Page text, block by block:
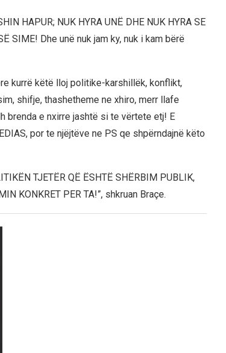
HAPUR; NUK HYRA UNË DHE NUK HYRA SE
SIME! Dhe unë nuk jam ky, nuk i kam bërë
kurrë këtë lloj politike-karshillëk, konflikt,
shifje, thashetheme ne xhiro, merr llafe
brenda e nxirre jashtë si te vërtete etj! E
por te njëjtëve ne PS qe shpërndajnë këto
TJETËR QË ËSHTË SHËRBIM PUBLIK,
KONKRET PER TA!”, shkruan Braçe.